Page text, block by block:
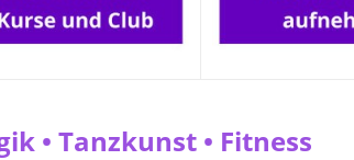
• Tanzkunst • Fitness